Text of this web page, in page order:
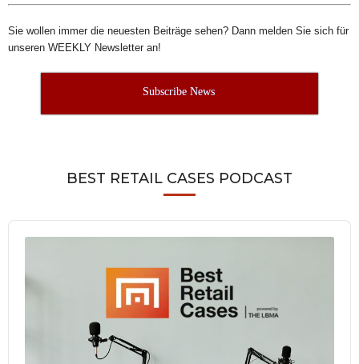
Sie wollen immer die neuesten Beiträge sehen? Dann melden Sie sich für
unseren WEEKLY Newsletter an!
Subscribe News
BEST RETAIL CASES PODCAST
Audio